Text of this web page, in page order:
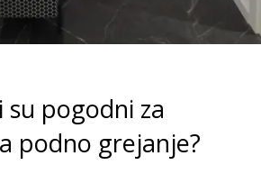
pogodni za
podno grejanje?